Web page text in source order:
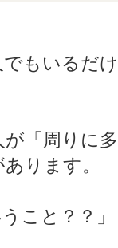
もいるだ
「周りに
ります。
うこと？？